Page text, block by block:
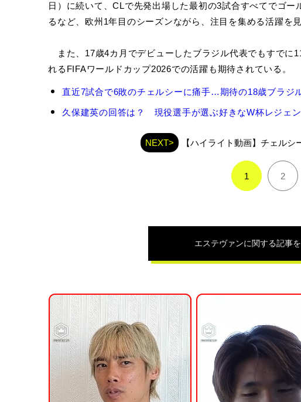
日）に続いて、CLで先発出場した最初の3試合すべてでゴ
るなど、欧州1年目のシーズンながら、注目を集める活躍を見
また、17歳4カ月でデビューしたブラジル代表でもすでに
れるFIFAワールドカップ2026での活躍も期待されている。
エ
テ
直近7試合で6敗のチェルシーに痛手…期待の18歳ブラジ
久保建英の回答は？ 現役選手が選ぶ好きなW杯レジェン
NEXT> 【ハイライト動画】チェルシ
1 2
エステヴァンに関する記事